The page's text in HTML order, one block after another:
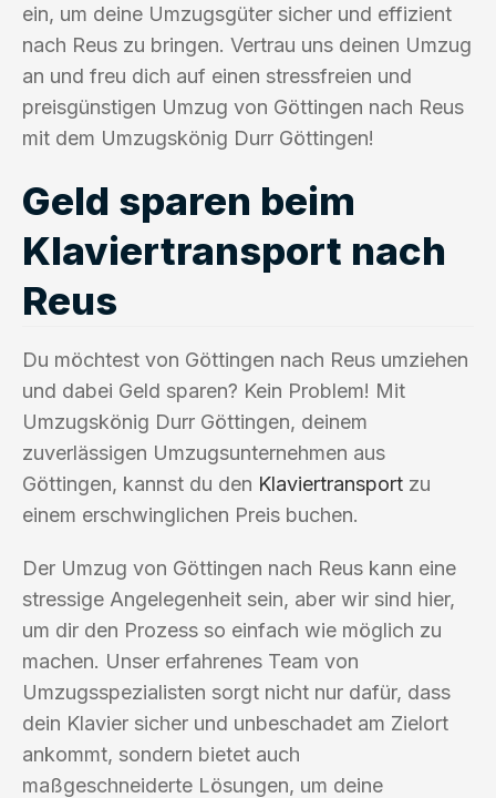
ein, um deine Umzugsgüter sicher und effizient
nach Reus zu bringen. Vertrau uns deinen Umzug
an und freu dich auf einen stressfreien und
preisgünstigen Umzug von Göttingen nach Reus
mit dem Umzugskönig Durr Göttingen!
Geld sparen beim
Klaviertransport nach
Reus
Du möchtest von Göttingen nach Reus umziehen
und dabei Geld sparen? Kein Problem! Mit
Umzugskönig Durr Göttingen, deinem
zuverlässigen Umzugsunternehmen aus
Göttingen, kannst du den Klaviertransport zu
einem erschwinglichen Preis buchen.
Der Umzug von Göttingen nach Reus kann eine
stressige Angelegenheit sein, aber wir sind hier,
um dir den Prozess so einfach wie möglich zu
machen. Unser erfahrenes Team von
Umzugsspezialisten sorgt nicht nur dafür, dass
dein Klavier sicher und unbeschadet am Zielort
ankommt, sondern bietet auch
maßgeschneiderte Lösungen, um deine